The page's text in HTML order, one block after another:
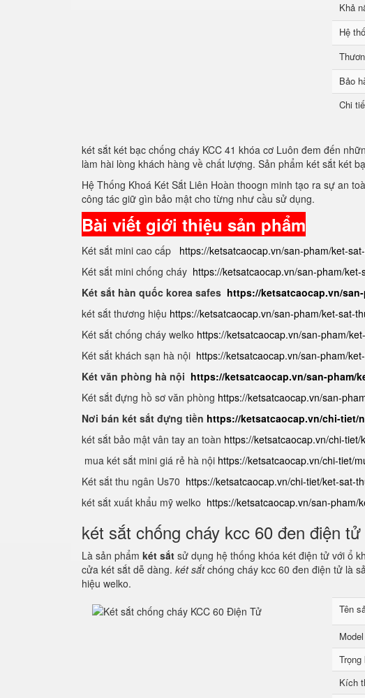
Khả
Hệ
Bảo
Chi
két sắt két bạc chống cháy KCC 41 khóa cơ Luôn đem đến
làm hài lòng khách hàng về chất lượng. Sản phẩm két sắt két
Hệ Thống Khoá Két Sắt Liên Hoàn thoogn minh tạo ra sự an
công tác giữ gìn bảo mật cho từng như cầu sử dụng.
Bài viết giới thiệu sản phẩm
Két sắt mini cao cấp https://ketsatcaocap.vn/san-pham/ket-
Két sắt mini chống cháy https://ketsatcaocap.vn/san-pham/
Két sắt hàn quốc korea safes https://ketsatcaocap.vn/
két sắt thương hiệu https://ketsatcaocap.vn/san-pham/ket-sat-
Két sắt chống cháy welko https://ketsatcaocap.vn/san-pham/
Két sắt khách sạn hà nội https://ketsatcaocap.vn/san-pham/
Két văn phòng hà nội https://ketsatcaocap.vn/san-pham/
Két sắt đựng hồ sơ văn phòng https://ketsatcaocap.vn/san-
Nơi bán két sắt đựng tiền https://ketsatcaocap.vn/chi-tiet/
két sắt bảo mật vân tay an toàn https://ketsatcaocap.vn/chi-
mua két sắt mini giá rẻ hà nội https://ketsatcaocap.vn/chi-tiet/
Két sắt thu ngân Us70 https://ketsatcaocap.vn/chi-tiet/ket-sat-
két sắt xuất khẩu mỹ welko https://ketsatcaocap.vn/san-pham/
két sắt chống cháy kcc 60 đen điện tử
Là sản phẩm két sắt sử dụng hệ thống khóa két điện tử với ổ
cửa két sắt dễ dàng. két sắtchóng cháy kcc 60 đen điện tử là
hiệu welko.
Tên
Model
Trọng
Kích